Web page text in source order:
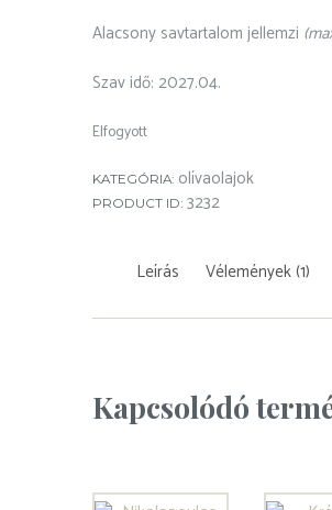
Alacsony savtartalom jellemzi
Szav idő: 2027.04.
Elfogyott
KATEGÓRIA: olívaolajok
PRODUCT ID: 3232
Leírás Vélemények (1)
Kapcsolódó